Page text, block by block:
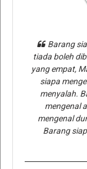
Barang
tiada boleh
yang empat,
siapa
menyalah.
mengenal
mengenal
Barang